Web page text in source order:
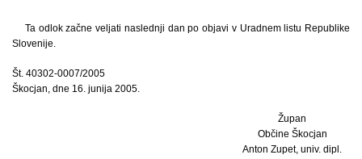
Ta odlok začne veljati naslednji dan po objavi v Uradnem listu Republike
Slovenije.
Št. 40302-0007/2005
Škocjan, dne 16. junija 2005.
Župan
Občine Škocjan
Anton Zupet, univ. dipl.